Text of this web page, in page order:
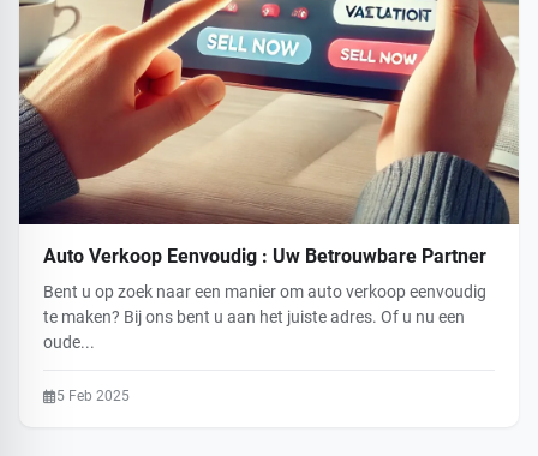
Auto Verkoop Eenvoudig : Uw Betrouwbare Partner
Bent u op zoek naar een manier om auto verkoop eenvoudig
te maken? Bij ons bent u aan het juiste adres. Of u nu een
oude...
5 Feb 2025